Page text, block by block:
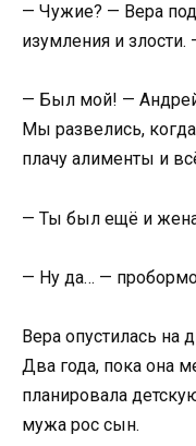
— Чужие? — Вера
изумления и
— Был мой! — Андрей
Мы развелись,
плачу алименты и
— Ты был ещё и
— Ну да… —
Вера опустилась на
Два года, пока она
планировала
мужа рос сын.